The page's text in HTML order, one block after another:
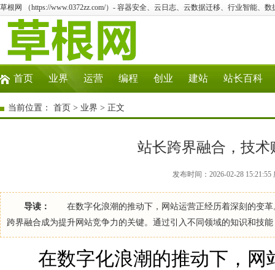
草根网 （https://www.0372zz.com/）- 容器安全、云日志、云数据迁移、行业智能、数
首页 业界 运营 编程 创业 建站 站长百科
当前位置： 首页 > 业界 > 正文
站长跨界融合，技
发布时间：2026-02-28
导读：
在数字化浪潮的推动下，网站运营正经历着深刻的变革
跨界融合成为提升网站竞争力的关键。通过引入不同领域的知识和技
在数字化浪潮的推动下，网